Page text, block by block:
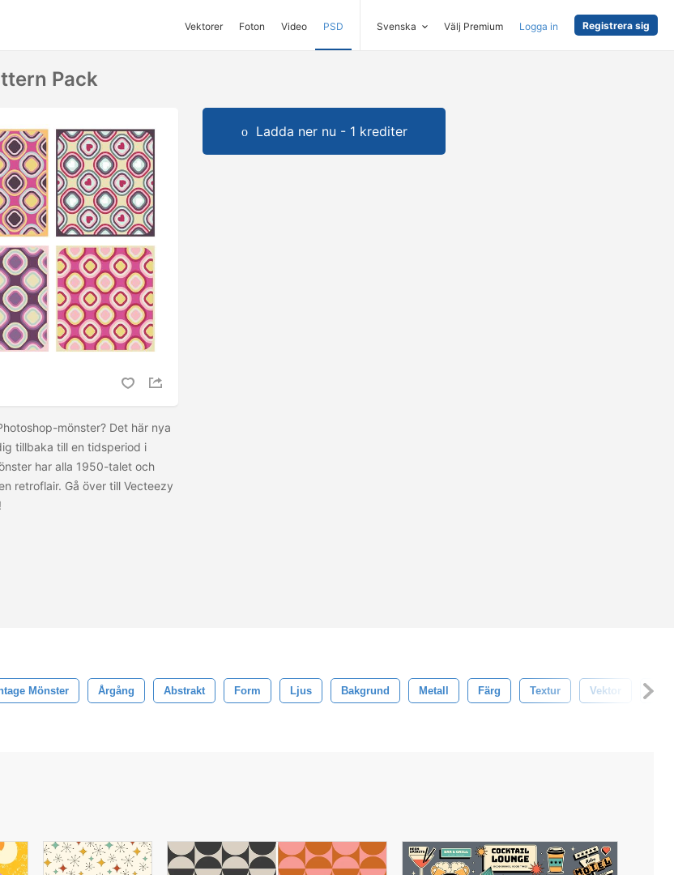
Vektorer Foton Video PSD Svenska Välj Premium Logga in Registrera sig
Pack
mönster? Det här nya
tillbaka till en tidsperiod i
har alla 1950-talet och
retroflair. Gå över till Vecteezy
!
Ladda ner nu - 1 krediter
Mönster Årgång Abstrakt Form Ljus Bakgrund Metall Färg Textur Vektor Blå